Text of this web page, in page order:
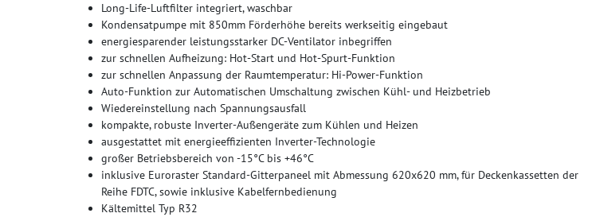
Long-Life-Luftfilter integriert, waschbar
Kondensatpumpe mit 850mm Förderhöhe bereits werkseitig eingebaut
energiesparender leistungsstarker DC-Ventilator inbegriffen
zur schnellen Aufheizung: Hot-Start und Hot-Spurt-Funktion
zur schnellen Anpassung der Raumtemperatur: Hi-Power-Funktion
Auto-Funktion zur Automatischen Umschaltung zwischen Kühl- und Heizbetrieb
Wiedereinstellung nach Spannungsausfall
kompakte, robuste Inverter-Außengeräte zum Kühlen und Heizen
ausgestattet mit energieeffizienten Inverter-Technologie
großer Betriebsbereich von -15°C bis +46°C
inklusive Euroraster Standard-Gitterpaneel mit Abmessung 620x620 mm, für Deckenkassetten der
Reihe FDTC, sowie inklusive Kabelfernbedienung
Kältemittel Typ R32